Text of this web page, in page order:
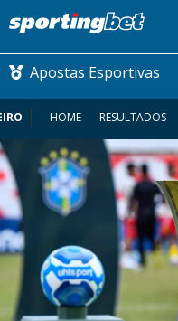
Apostas Esportivas
CONMEBOL
FUTEBOL
FUTEBOL
COMO
HOME RESULTADOS